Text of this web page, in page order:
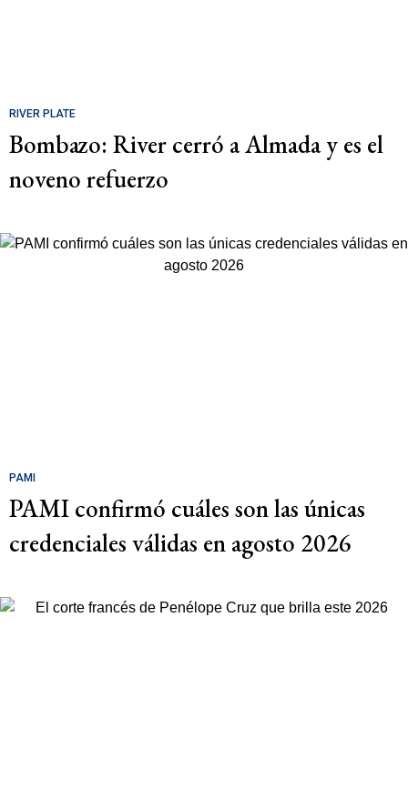
RIVER PLATE
Bombazo: River cerró a Almada y es el
noveno refuerzo
PAMI
PAMI confirmó cuáles son las únicas
credenciales válidas en agosto 2026